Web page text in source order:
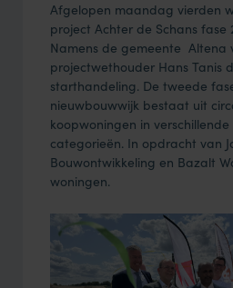
Afgelopen maandag vierden
project Achter de Schans fase
Namens de gemeente Altena
projectwethouder Hans Tanis
starthandeling. De tweede
nieuwbouwwijk bestaat uit
koopwoningen in
categorieën. In opdracht van
Bouwontwikkeling en Bazalt
woningen.